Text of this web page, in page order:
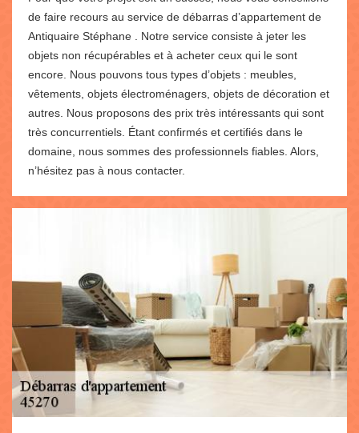
de faire recours au service de débarras d’appartement de
Antiquaire Stéphane . Notre service consiste à jeter les
objets non récupérables et à acheter ceux qui le sont
encore. Nous pouvons tous types d’objets : meubles,
vêtements, objets électroménagers, objets de décoration et
autres. Nous proposons des prix très intéressants qui sont
très concurrentiels. Étant confirmés et certifiés dans le
domaine, nous sommes des professionnels fiables. Alors,
n’hésitez pas à nous contacter.